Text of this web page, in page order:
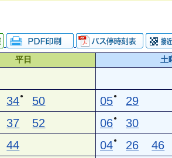
平日 土
34● 50 05● 29
37 52 06● 30
44 04● 26 46